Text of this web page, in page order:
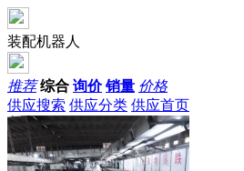
装配机器人
推荐 综合 询价 销量 价格
供应搜索 供应分类 供应首页